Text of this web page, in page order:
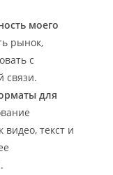
моего
рынок,
с
связи.
для
видео, текст и